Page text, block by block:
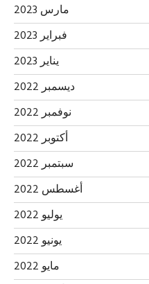
مارس 2023
فبراير 2023
يناير 2023
ديسمبر 2022
نوفمبر 2022
أكتوبر 2022
سبتمبر 2022
أغسطس 2022
يوليو 2022
يونيو 2022
مايو 2022